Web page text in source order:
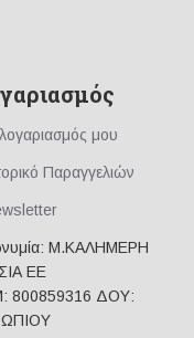
μου
Παραγγελιών
Μ.ΚΑΛΗΜΕΡΗ
ΕΕ
800859316 ΔΟΥ: